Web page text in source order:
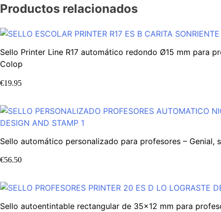
Productos relacionados
Sello Printer Line R17 automático redondo Ø15 mm para
Colop
€19.95
Sello automático personalizado para profesores – Genial,
€56.50
Sello autoentintable rectangular de 35×12 mm para